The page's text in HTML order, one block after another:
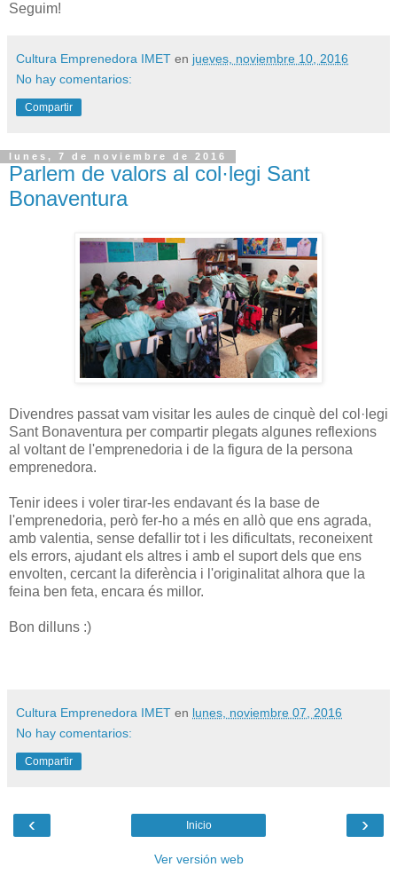
Seguim!
Cultura Emprenedora IMET en jueves, noviembre 10, 2016
No hay comentarios:
Compartir
lunes, 7 de noviembre de 2016
Parlem de valors al col·legi Sant
Bonaventura
Divendres passat vam visitar les aules de cinquè del col·legi
Sant Bonaventura per compartir plegats algunes reflexions
al voltant de l'emprenedoria i de la figura de la persona
emprenedora.
Tenir idees i voler tirar-les endavant és la base de
l'emprenedoria, però fer-ho a més en allò que ens agrada,
amb valentia, sense defallir tot i les dificultats, reconeixent
els errors, ajudant els altres i amb el suport dels que ens
envolten, cercant la diferència i l'originalitat alhora que la
feina ben feta, encara és millor.
Bon dilluns :)
Cultura Emprenedora IMET en lunes, noviembre 07, 2016
No hay comentarios:
Compartir
‹ ›
Inicio
Ver versión web